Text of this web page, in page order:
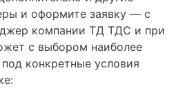
и оформите заявку — с
компании ТД ТДС и при
с выбором наиболее
конкретные условия